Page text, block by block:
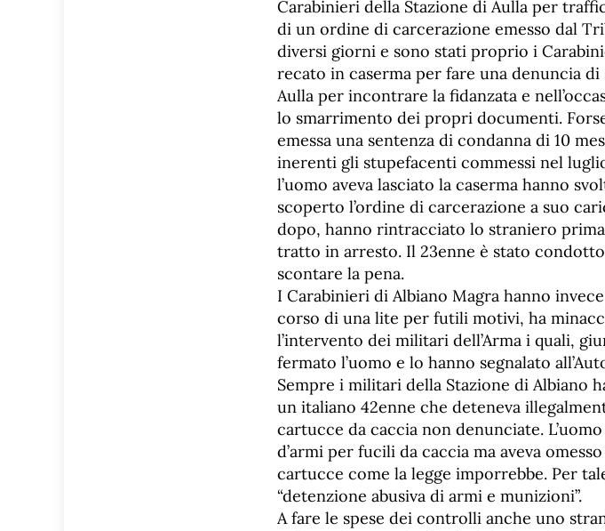
Carabinieri della Stazione di Aulla per
di un ordine di carcerazione emesso dal
diversi giorni e sono stati proprio i
recato in caserma per fare una denuncia
Aulla per incontrare la fidanzata e
lo smarrimento dei propri documenti.
emessa una sentenza di condanna di 10
inerenti gli stupefacenti commessi nel
l’uomo aveva lasciato la caserma hanno
scoperto l’ordine di carcerazione a suo
dopo, hanno rintracciato lo straniero prima
tratto in arresto. Il 23enne è stato
scontare la pena.
I Carabinieri di Albiano Magra hanno
corso di una lite per futili motivi, ha
l’intervento dei militari dell’Arma i quali,
fermato l’uomo e lo hanno segnalato
Sempre i militari della Stazione di Albiano
un italiano 42enne che deteneva
cartucce da caccia non denunciate.
d’armi per fucili da caccia ma aveva
cartucce come la legge imporrebbe. Per
“detenzione abusiva di armi e munizioni”.
A fare le spese dei controlli anche uno